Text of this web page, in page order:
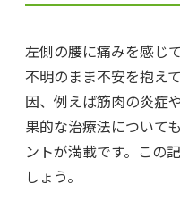
左側の腰に痛みを感じ
不明のまま不安を抱え
因、例えば筋肉の炎症
果的な治療法について
ントが満載です。この
しょう。